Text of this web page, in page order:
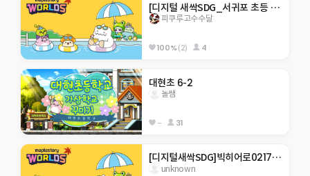
[디지털 새싹SDG_서귀포 초등 4기]히든 서귀포 아무도 못깨는 점프맵
피쿠루고수수달
100%(2) 4
대현초 6-2
놀쌤
-- 31
[디지털새싹SDG]빅히어로0217 한라대 재미있는 게임맵  . ..을 깰수있을거라 생각하나
unknown